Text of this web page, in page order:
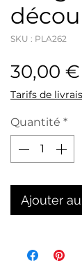
SKU : PLA262
30,00 €
Tarifs de
Quantité *
Ajouter